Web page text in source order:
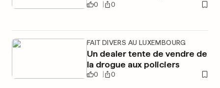
0 0
FAIT DIVERS AU LUXEMBOURG
Un dealer tente de vendre de
la drogue aux policiers
0 0